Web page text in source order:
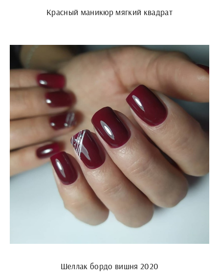
Красный маникюр мягкий квадрат
Шеллак бордо вишня 2020